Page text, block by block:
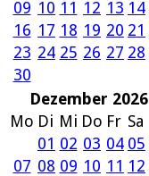
09 10 11 12 13 14
16 17 18 19 20 21
23 24 25 26 27 28
30
Dezember 2026
Mo Di Mi Do Fr Sa
01 02 03 04 05
07 08 09 10 11 12